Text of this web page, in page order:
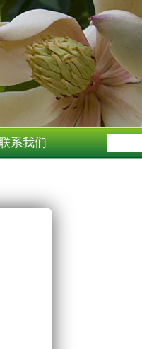
系我们